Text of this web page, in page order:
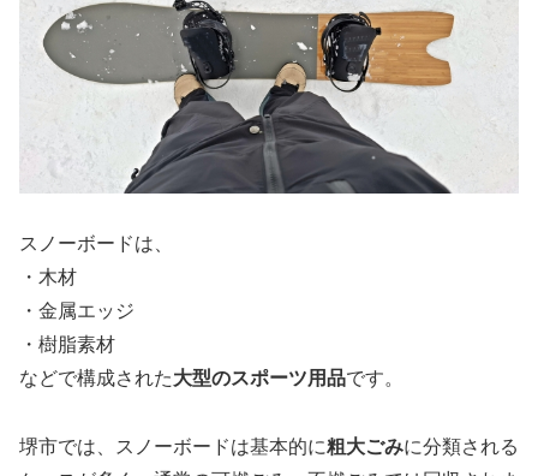
スノーボードは、
・木材
・金属エッジ
・樹脂素材
などで構成された大型のスポーツ用品です。
堺市では、スノーボードは基本的に粗大ごみに分類される